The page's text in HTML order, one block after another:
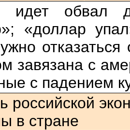
идет обвал
«доллар
завязана с
с падением
российской
в стране